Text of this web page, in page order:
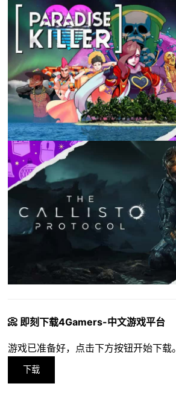
📀 即刻下载4Gamers-中文游戏平台
游戏已准备好，点击下方按钮开始下载。
下载